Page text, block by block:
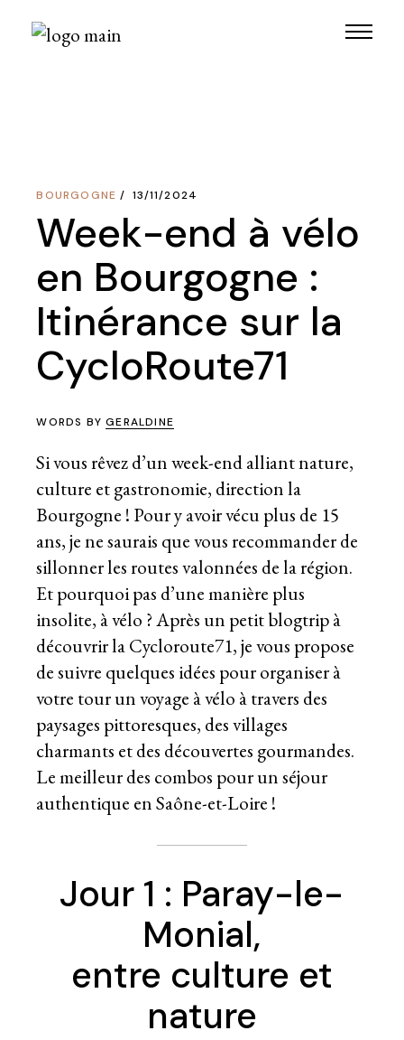
BOURGOGNE 13/11/2024
Week-end à vélo
en Bourgogne :
Itinérance sur la
CycloRoute71
WORDS BYGERALDINE
Si vous rêvez d’un week-end alliant nature,
culture et gastronomie, direction la
Bourgogne ! Pour y avoir vécu plus de 15
ans, je ne saurais que vous recommander de
sillonner les routes valonnées de la région.
Et pourquoi pas d’une manière plus
insolite, à vélo ? Après un petit blogtrip à
découvrir la Cycloroute71, je vous propose
de suivre quelques idées pour organiser à
votre tour un voyage à vélo à travers des
paysages pittoresques, des villages
charmants et des découvertes gourmandes.
Le meilleur des combos pour un séjour
authentique en Saône-et-Loire !
Jour 1 : Paray-le-
Monial,
entre culture et
nature